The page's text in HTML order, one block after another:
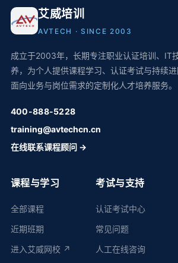
艾威培训
AVTECH · SINCE 2003
成立于2003年，长期专注职业认证培训、IT
养，为个人提供课程学习、认证考试与持续
面向业务与岗位需求的定制化人才培养服务。
400-888-5228
training@avtechcn.cn
在线联系课程顾问 →
课程与学习
全部课程
近期班期
进入艾威网校 ↗
考试与支持
认证考试中心
常见问题
人工在线咨询